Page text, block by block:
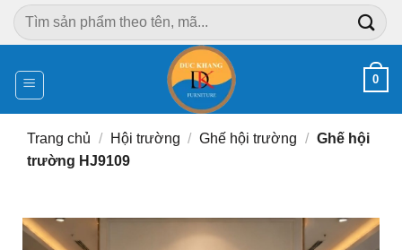
Chuyển
đến
dung
Tìm
kiếm:
0
Trang chủ / Hội trường / Ghế hội trường / Ghế hội
trường HJ9109